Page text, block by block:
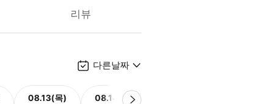
리뷰
다른날짜
08.13(목) 08.14(금)